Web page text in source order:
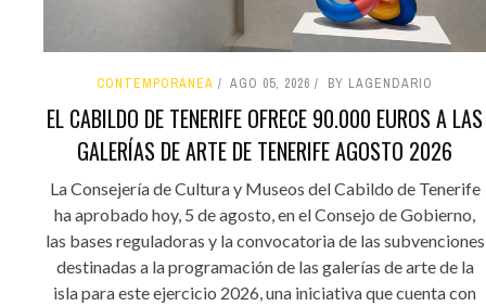
CONTEMPORÁNEA AGO 05, 2026 BY LAGENDARIO
EL CABILDO DE TENERIFE OFRECE 90.000 EUROS A LAS
GALERÍAS DE ARTE DE TENERIFE AGOSTO 2026
La Consejería de Cultura y Museos del Cabildo de Tenerife
ha aprobado hoy, 5 de agosto, en el Consejo de Gobierno,
las bases reguladoras y la convocatoria de las subvenciones
destinadas a la programación de las galerías de arte de la
isla para este ejercicio 2026, una iniciativa que cuenta con